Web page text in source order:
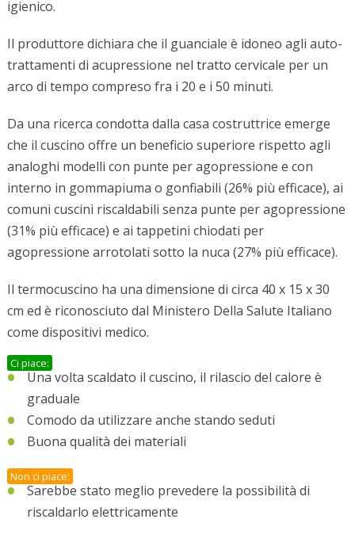
igienico.
Il produttore dichiara che il guanciale è idoneo agli auto-
trattamenti di acupressione nel tratto cervicale per un
arco di tempo compreso fra i 20 e i 50 minuti.
Da una ricerca condotta dalla casa costruttrice emerge
che il cuscino offre un beneficio superiore rispetto agli
analoghi modelli con punte per agopressione e con
interno in gommapiuma o gonfiabili (26% più efficace), ai
comuni cuscini riscaldabili senza punte per agopressione
(31% più efficace) e ai tappetini chiodati per
agopressione arrotolati sotto la nuca (27% più efficace).
Il termocuscino ha una dimensione di circa 40 x 15 x 30
cm ed è riconosciuto dal Ministero Della Salute Italiano
come dispositivi medico.
Ci piace:
Una volta scaldato il cuscino, il rilascio del calore è
graduale
Comodo da utilizzare anche stando seduti
Buona qualità dei materiali
Non ci piace:
Sarebbe stato meglio prevedere la possibilità di
riscaldarlo elettricamente